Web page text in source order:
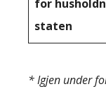
for
staten
* Igjen under